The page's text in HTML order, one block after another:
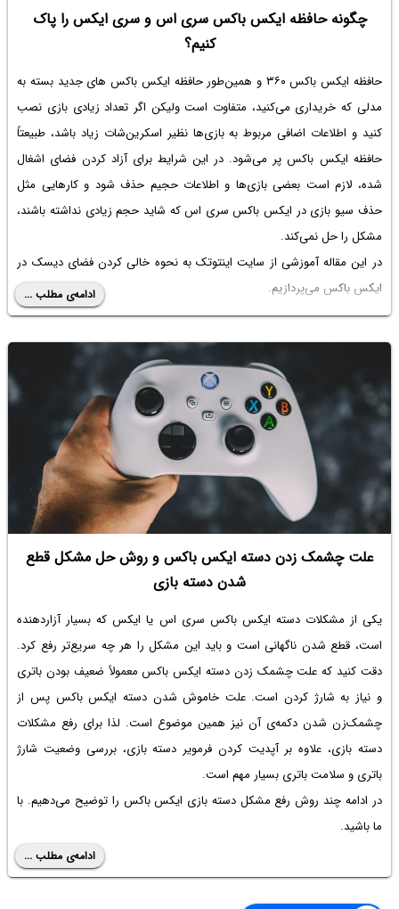
چگونه حافظه ایکس باکس سری اس و سری ایکس را پاک
کنیم؟
حافظه ایکس باکس ۳۶۰ و همین‌طور حافظه ایکس باکس های جدید بسته به
مدلی که خریداری می‌کنید، متفاوت است ولیکن اگر تعداد زیادی بازی نصب
کنید و اطلاعات اضافی مربوط به بازی‌ها نظیر اسکرین‌شات زیاد باشد، طبیعتاً
حافظه ایکس باکس پر می‌شود. در این شرایط برای آزاد کردن فضای اشغال
شده، لازم است بعضی بازی‌ها و اطلاعات حجیم حذف شود و کارهایی مثل
حذف سیو بازی در ایکس باکس سری اسکه شاید حجم زیادی نداشته باشند،
مشکل را حل نمی‌کند.
در این مقاله آموزشی از سایت اینتوتک به نحوه خالی کردن فضای دیسک در
ایکس باکس می‌پردازیم.
ادامه‌ی مطلب ...
علت چشمک زدن دسته ایکس باکس و روش حل مشکل قطع
شدن دسته بازی
یکی از مشکلات دسته ایکس باکس سری اس یا ایکس که بسیار آزاردهنده
است، قطع شدن ناگهانی است و باید این مشکل را هر چه سریع‌تر رفع کرد.
دقت کنید که علت چشمک زدن دسته ایکس باکسمعمولاً ضعیف بودن باتری
و نیاز به شارژ کردن است.علت خاموش شدن دسته ایکس باکس پس از
چشمک‌زن شدن دکمه‌ی آن نیز همین موضوع است. لذا برای رفع مشکلات
دسته بازی، علاوه بر آپدیت کردن فرمویر دسته بازی، بررسی وضعیت شارژ
باتری و سلامت باتری بسیار مهم است.
در ادامه چند روش رفع مشکل دسته بازی ایکس باکس را توضیح می‌دهیم. با
ما باشید.
ادامه‌ی مطلب ...